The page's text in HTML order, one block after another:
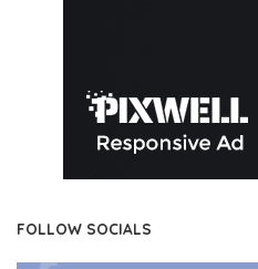
FOLLOW SOCIALS